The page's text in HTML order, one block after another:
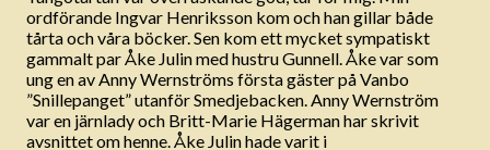
ordförande Ingvar Henriksson kom och han gillar både
tårta och våra böcker. Sen kom ett mycket sympatiskt
gammalt par Åke Julin med hustru Gunnell. Åke var som
ung en av Anny Wernströms första gäster på Vanbo
”Snillepanget” utanför Smedjebacken. Anny Wernström
var en järnlady och Britt-Marie Hägerman har skrivit
avsnittet om henne. Åke Julin hade varit i